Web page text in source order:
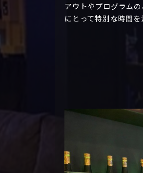
アウトやプログラム
にとって特別な時間